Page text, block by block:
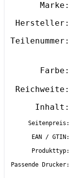
Marke:
Hersteller:
Teilenummer:
Farbe:
Reichweite:
Inhalt:
Seitenpreis:
EAN / GTIN:
Produkttyp:
Passende Drucker: